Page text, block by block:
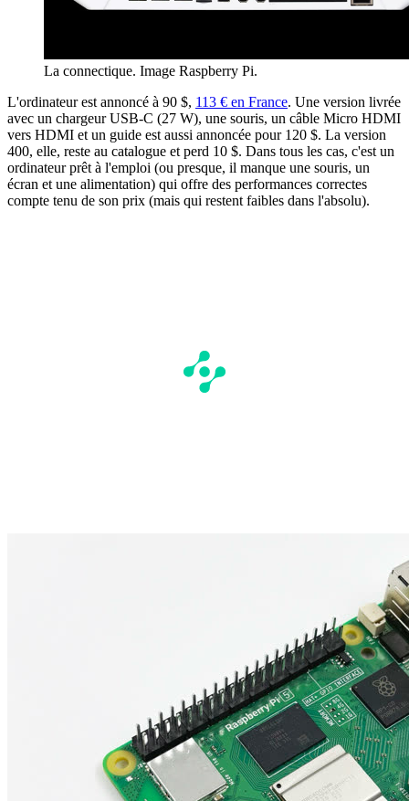
La connectique. Image Raspberry Pi.
L'ordinateur est annoncé à 90 $, 113 € en France. Une version livrée
avec un chargeur USB-C (27 W), une souris, un câble Micro HDMI
vers HDMI et un guide est aussi annoncée pour 120 $. La version
400, elle, reste au catalogue et perd 10 $. Dans tous les cas, c'est un
ordinateur prêt à l'emploi (ou presque, il manque une souris, un
écran et une alimentation) qui offre des performances correctes
compte tenu de son prix (mais qui restent faibles dans l'absolu).